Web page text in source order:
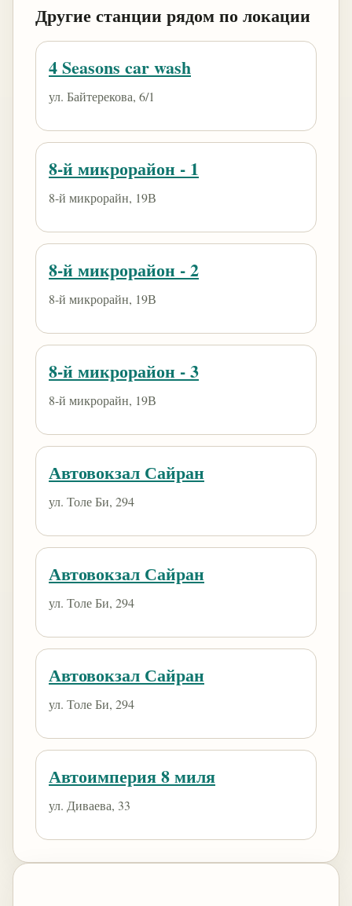
Другие станции рядом по локации
4 Seasons car wash
ул. Байтерекова, 6/1
8-й микрорайон - 1
8-й микрорайн, 19В
8-й микрорайон - 2
8-й микрорайн, 19В
8-й микрорайон - 3
8-й микрорайн, 19В
Автовокзал Сайран
ул. Толе Би, 294
Автовокзал Сайран
ул. Толе Би, 294
Автовокзал Сайран
ул. Толе Би, 294
Автоимперия 8 миля
ул. Диваева, 33